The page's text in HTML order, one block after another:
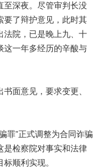
深夜。尽管审判长没
要了辩护意见，此时其
法院，已是晚上九、十
这一年多经历的辛酸与
面意见，要求变更、
”正式调整为合同诈骗
是检察院对事实和法律
顺利实现。